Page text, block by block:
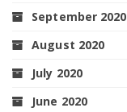
September 2020
August 2020
July 2020
June 2020